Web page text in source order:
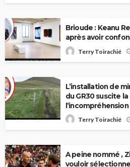
Brioude : Keanu
après avoir
Terry Toirachié
L’installation de
du GR30 suscite
l’incompréhension
Terry Toirachié
A peine nommé ,
vouloir